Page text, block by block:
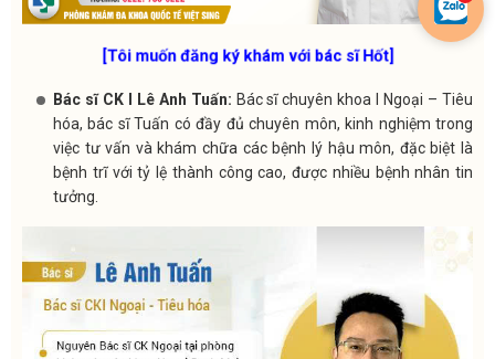
[Tôi muốn đăng ký khám với bác sĩ Hốt]
Bác sĩ CK I Lê Anh Tuấn: Bác sĩ chuyên khoa I Ngoại – Tiêu
hóa, bác sĩ Tuấn có đầy đủ chuyên môn, kinh nghiệm trong
việc tư vấn và khám chữa các bệnh lý hậu môn, đặc biệt là
bệnh trĩ với tỷ lệ thành công cao, được nhiều bệnh nhân tin
tưởng.